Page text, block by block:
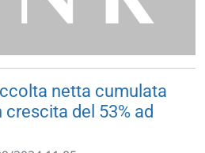
netta cumulata
crescita del 53% ad